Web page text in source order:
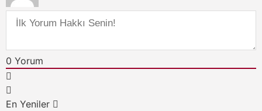
0 Yorum
En Yeniler